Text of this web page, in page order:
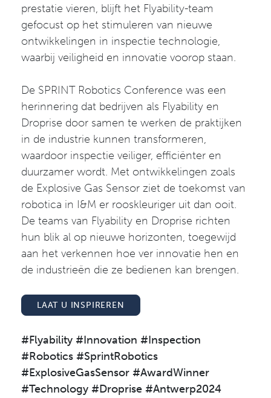
prestatie vieren, blijft het Flyability-team
gefocust op het stimuleren van nieuwe
ontwikkelingen in inspectie technologie,
waarbij veiligheid en innovatie voorop staan.
De SPRINT Robotics Conference was een
herinnering dat bedrijven als Flyability en
Droprise door samen te werken de praktijken
in de industrie kunnen transformeren,
waardoor inspectie veiliger, efficiënter en
duurzamer wordt. Met ontwikkelingen zoals
de Explosive Gas Sensor ziet de toekomst van
robotica in I&M er rooskleuriger uit dan ooit.
De teams van Flyability en Droprise richten
hun blik al op nieuwe horizonten, toegewijd
aan het verkennen hoe ver innovatie hen en
de industrieën die ze bedienen kan brengen.
LAAT U INSPIREREN
#Flyability #Innovation #Inspection
#Robotics #SprintRobotics
#ExplosiveGasSensor #AwardWinner
#Technology #Droprise #Antwerp2024